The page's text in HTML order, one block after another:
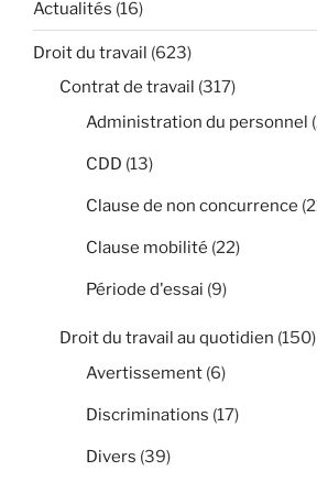
Actualités (16)
Droit du travail (623)
Contrat de travail (317)
Administration du personnel
CDD (13)
Clause de non concurrence
Clause mobilité (22)
Période d'essai (9)
Droit du travail au quotidien (150)
Avertissement (6)
Discriminations (17)
Divers (39)